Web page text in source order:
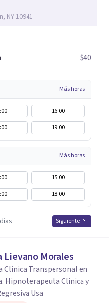
NY 10941
$40
Más horas
16:00
19:00
Más horas
15:00
18:00
Siguiente
Lievano Morales
Clinica Transpersonal en
Hipnoterapeuta Clinica y
Usa